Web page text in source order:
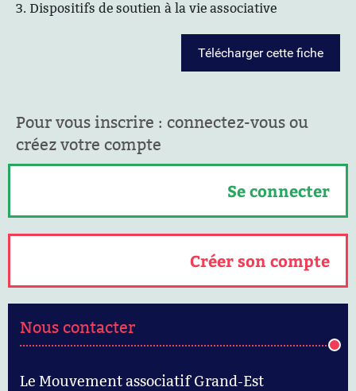
3. Dispositifs de soutien à la vie associative
Télécharger cette fiche
Pour vous inscrire : connectez-vous ou
créez votre compte
Se connecter
Créer son compte
Nous contacter
Le Mouvement associatif Grand-Est